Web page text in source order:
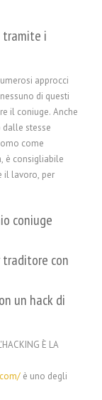
tramite i
approcci
di questi
il coniuge. Anche
dalle stesse
come
è consigliabile
il lavoro, per
coniuge
con
un hack di
È LA
è uno degli